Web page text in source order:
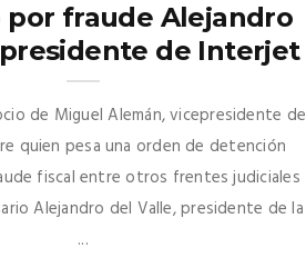
por fraude Alejandro
de Interjet
de Miguel Alemán, vicepresidente de
quien pesa una orden de detención
fiscal entre otros frentes judiciales
Alejandro del Valle, presidente de la
...